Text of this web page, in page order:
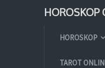
HOROSKOP
HOROSKOP
TAROT